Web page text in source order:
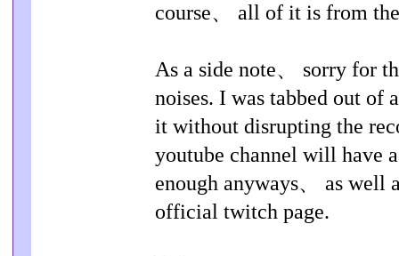
course、 all of it is from
As a side note、 sorry for
noises. I was tabbed out of
it without disrupting the
youtube channel will have
enough anyways、 as well
official twitch page.